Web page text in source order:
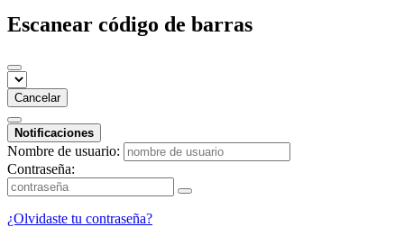
Escanear código de barras
Cancelar
Notificaciones
Nombre de usuario:
Contraseña:
¿Olvidaste tu contraseña?